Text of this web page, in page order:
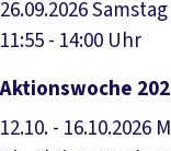
26.09.2026Samstag
11:55 - 14:00 Uhr
Veranstaltung
Aktionswoche
12.10. - 16.10.2026